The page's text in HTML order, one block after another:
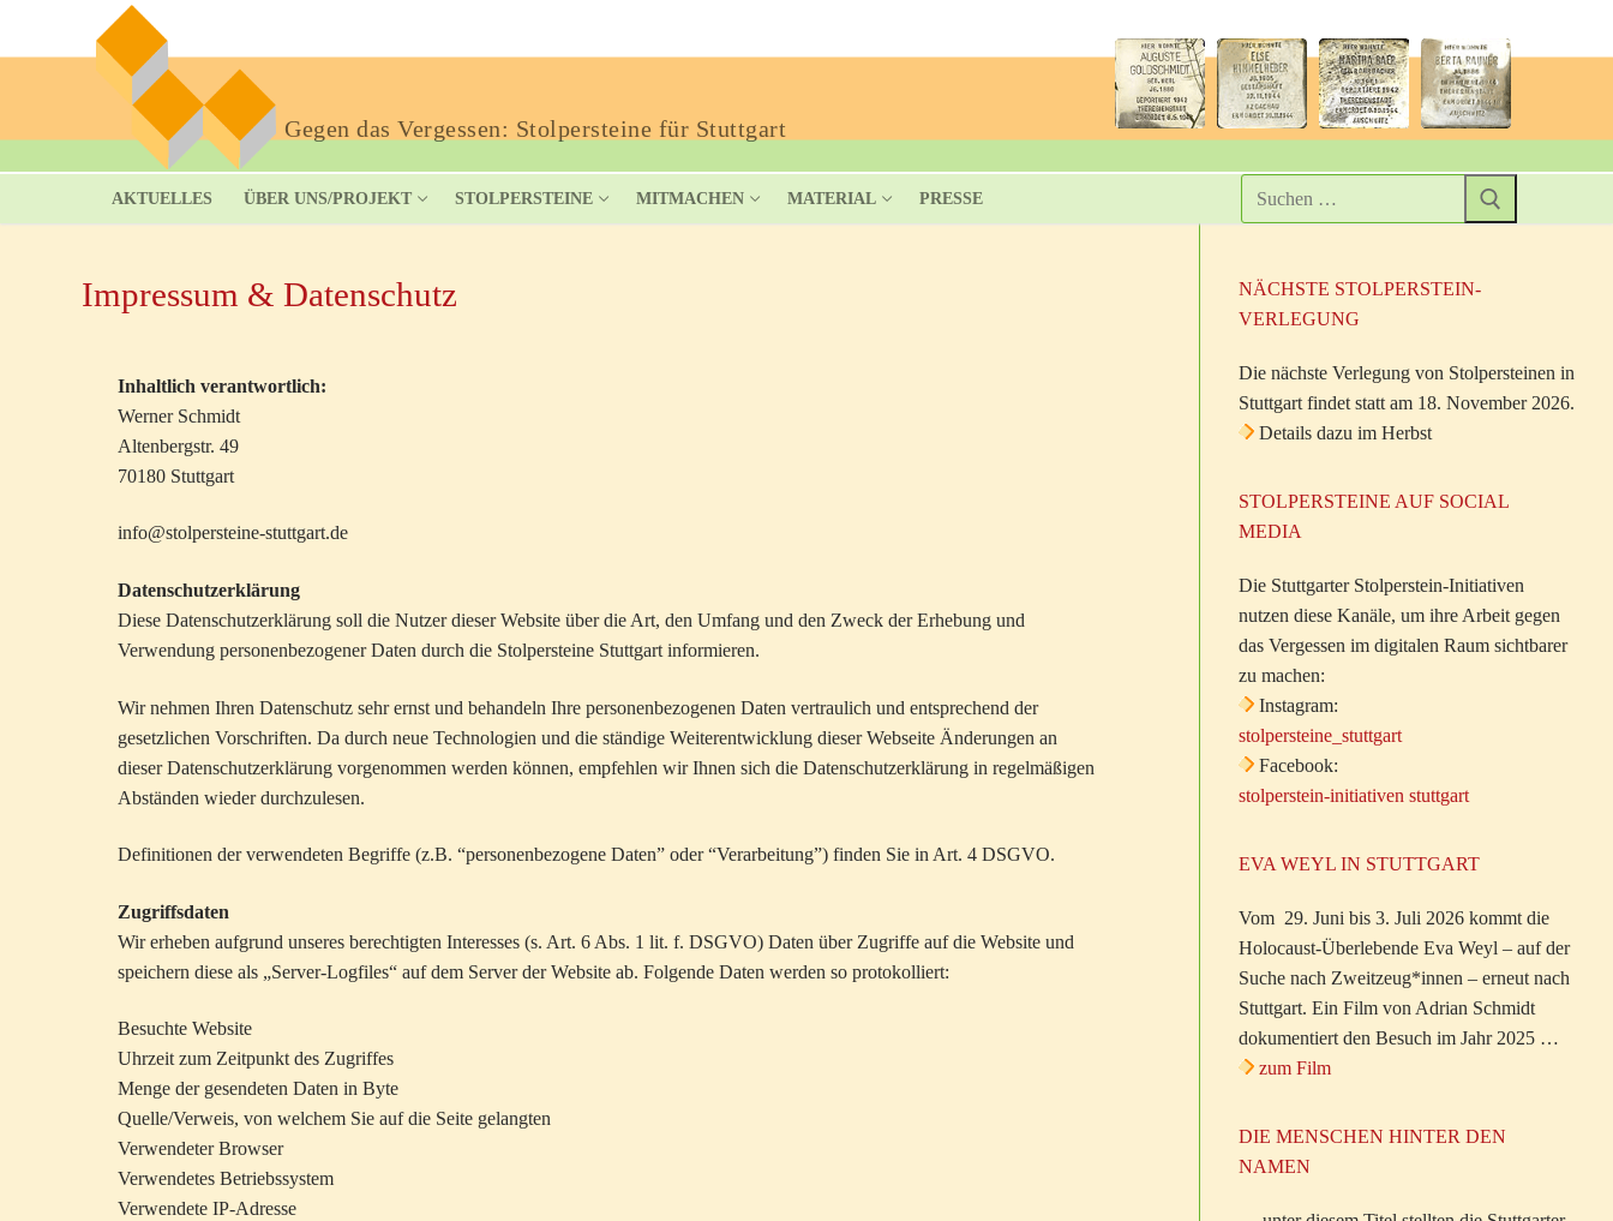
Gegen das Vergessen: Stolpersteine für Stuttgart
AKTUELLES ÜBER UNS/PROJEKT STOLPERSTEINE MITMACHEN MATERIAL PRESSE
Impressum & Datenschutz
Inhaltlich verantwortlich:
Werner Schmidt
Altenbergstr. 49
70180 Stuttgart
info@stolpersteine-stuttgart.de
Datenschutzerklärung
Diese Datenschutzerklärung soll die Nutzer dieser Website über die Art, den Umfang und den Zweck der Erhebung und
Verwendung personenbezogener Daten durch die Stolpersteine Stuttgart informieren.
Wir nehmen Ihren Datenschutz sehr ernst und behandeln Ihre personenbezogenen Daten vertraulich und entsprechend der
gesetzlichen Vorschriften. Da durch neue Technologien und die ständige Weiterentwicklung dieser Webseite Änderungen an
dieser Datenschutzerklärung vorgenommen werden können, empfehlen wir Ihnen sich die Datenschutzerklärung in regelmäßigen
Abständen wieder durchzulesen.
Definitionen der verwendeten Begriffe (z.B. “personenbezogene Daten” oder “Verarbeitung”) finden Sie in Art. 4 DSGVO.
Zugriffsdaten
Wir erheben aufgrund unseres berechtigten Interesses (s. Art. 6 Abs. 1 lit. f. DSGVO) Daten über Zugriffe auf die Website und
speichern diese als „Server-Logfiles“ auf dem Server der Website ab. Folgende Daten werden so protokolliert:
Besuchte Website
Uhrzeit zum Zeitpunkt des Zugriffes
Menge der gesendeten Daten in Byte
Quelle/Verweis, von welchem Sie auf die Seite gelangten
Verwendeter Browser
Verwendetes Betriebssystem
Verwendete IP-Adresse
NÄCHSTE STOLPERSTEIN-
VERLEGUNG
Die nächste Verlegung von Stolpersteinen in
Stuttgart findet statt am 18. November 2026.
Details dazu im Herbst
STOLPERSTEINE AUF SOCIAL
MEDIA
Die Stuttgarter Stolperstein-Initiativen
nutzen diese Kanäle, um ihre Arbeit gegen
das Vergessen im digitalen Raum sichtbarer
zu machen:
Instagram:
stolpersteine_stuttgart
Facebook:
stolperstein-initiativen stuttgart
EVA WEYL IN STUTTGART
Vom 29. Juni bis 3. Juli 2026 kommt die
Holocaust-Überlebende Eva Weyl – auf der
Suche nach Zweitzeug*innen – erneut nach
Stuttgart. Ein Film von Adrian Schmidt
dokumentiert den Besuch im Jahr 2025 …
zum Film
DIE MENSCHEN HINTER DEN
NAMEN